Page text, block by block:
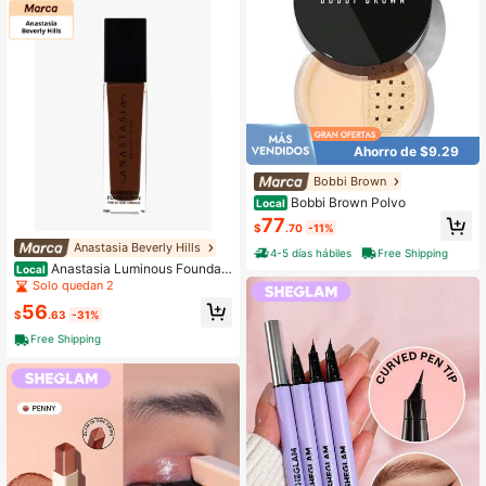
Anastasia Beverly Hills
Local Anastasia Luminous Foundati
on 1 Oz 30Ml 570N Maquillaje
Solo quedan 2
$56.63 -31%
Free Shipping
Ahorro de $9.29
Bobbi Brown
Local Bobbi Brown Polvo
$77.70 -11%
4-5 días hábiles
Free Shipping